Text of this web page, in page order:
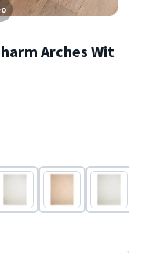
Arches Wit
Beige Wit